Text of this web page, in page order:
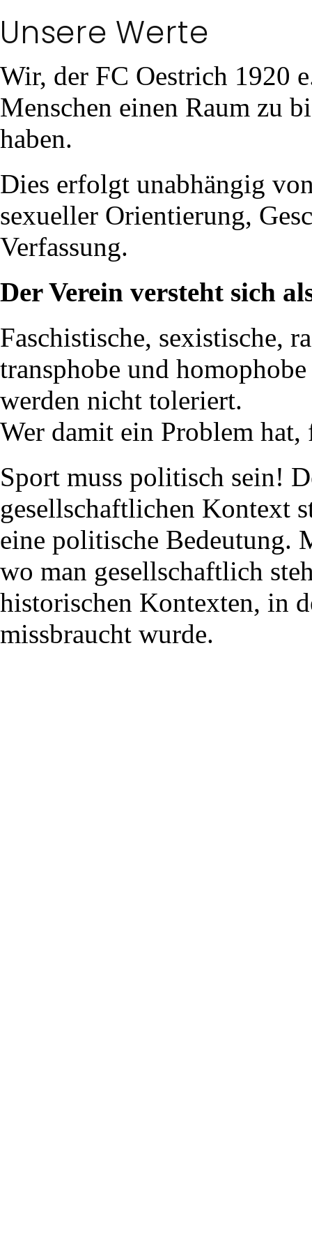
Unsere Werte
Wir, der FC Oestrich 1920
Menschen einen Raum zu
haben.
Dies erfolgt unabhängig
sexueller Orientierung,
Verfassung.
Der Verein versteht sich
Faschistische, sexistische,
transphobe und
werden nicht toleriert.
Wer damit ein Problem
Sport muss politisch sein!
gesellschaftlichen Kontext
eine politische Bedeutung.
wo man gesellschaftlich
historischen Kontexten, in
missbraucht wurde.